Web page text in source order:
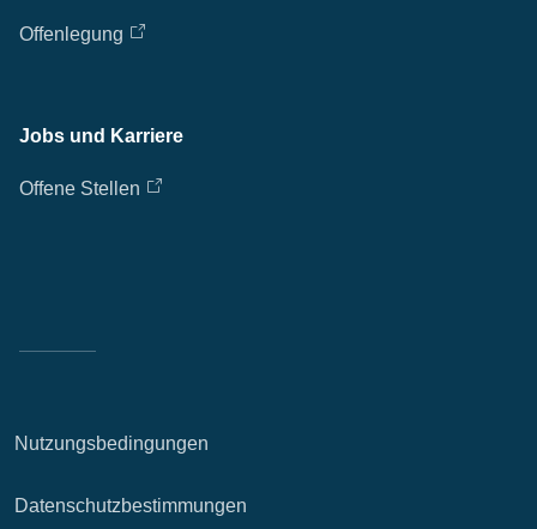
Offenlegung
Jobs und Karriere
Offene Stellen
Nutzungsbedingungen
Datenschutzbestimmungen